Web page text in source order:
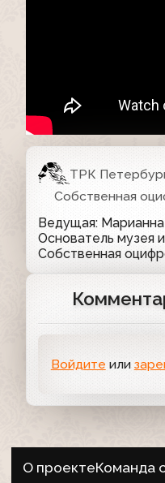
ТРК
Собственная
Ведущая:
Основатель музея
Собственная
Войдите или
О проектеКоманда